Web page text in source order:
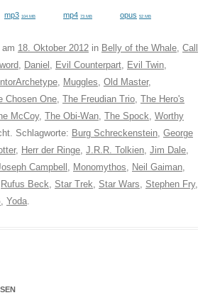
mp3 104 MB mp4 73 MB opus 52 MB
am 18. Oktober 2012 in Belly of the Whale, Call
, Daniel , Evil Counterpart, Evil Twin,
, Muggles, Old Master,
Chosen One, The Freudian Trio, The Hero's
McCoy, The Obi-Wan, The Spock, Worthy
Schlagworte: Burg Schreckenstein, George
, Herr der Ringe, J.R.R. Tolkien, Jim Dale,
Campbell , Monomythos, Neil Gaiman,
Rufus Beck, Star Trek, Star Wars, Stephen Fry,
, Yoda.